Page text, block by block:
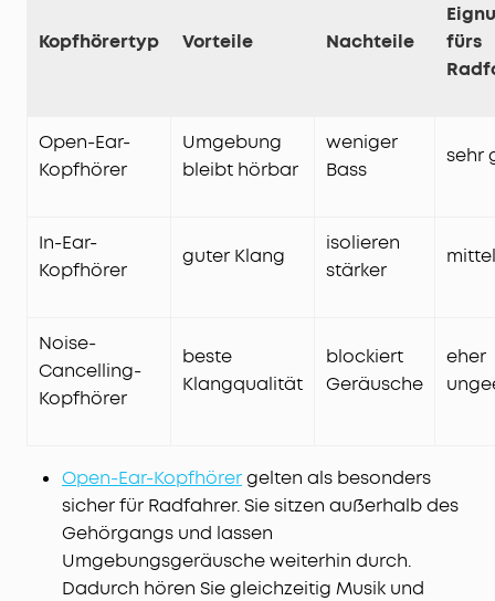
Kopfhörertyp Vorteile Nachteile
fürs
Open-Ear-
Kopfhörer
Umgebung
bleibt hörbar
weniger
Bass
sehr
In-Ear-
Kopfhörer
guter Klang
isolieren
stärker
mittel
Noise-
Cancelling-
Kopfhörer
beste
Klangqualität
blockiert
Geräusche
eher
Open-Ear-Kopfhörergelten als besonders
sicher für Radfahrer. Sie sitzen außerhalb des
Gehörgangs und lassen
Umgebungsgeräusche weiterhin durch.
Dadurch hören Sie gleichzeitig Musik und